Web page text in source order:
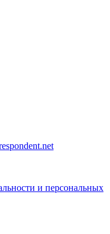
и персональных